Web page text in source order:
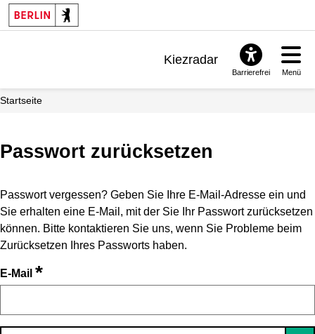
Kiezradar
Barrierefrei Menü
Startseite
Passwort zurücksetzen
Passwort vergessen? Geben Sie Ihre E-Mail-Adresse ein und
Sie erhalten eine E-Mail, mit der Sie Ihr Passwort zurücksetzen
können. Bitte kontaktieren Sie uns, wenn Sie Probleme beim
Zurücksetzen Ihres Passworts haben.
E-Mail *